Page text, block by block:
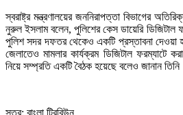
স্বরাষ্ট্র মন্ত্রণালয়ের জননিরাপত্তা বিভাগের
নুরুল ইসলাম বলেন, পুলিশের কেস ডায়েরি ডিজিটাল
পুলিশ সদর দফতর থেকেও একটি প্রস্তাবনা দেওয়া
জেলাতেও মামলার কার্যক্রম ডিজিটাল
নিয়ে সম্প্রতি একটি বৈঠক হয়েছে বলেও জানান
সূত্র: বাংলা ট্রিবিউন